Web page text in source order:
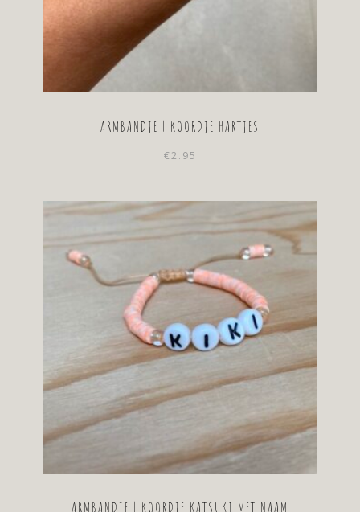
ARMBANDJE | KOORDJE HARTJES
€2.95
ARMBANDJE | KOORDJE KATSUKI MET NAAM